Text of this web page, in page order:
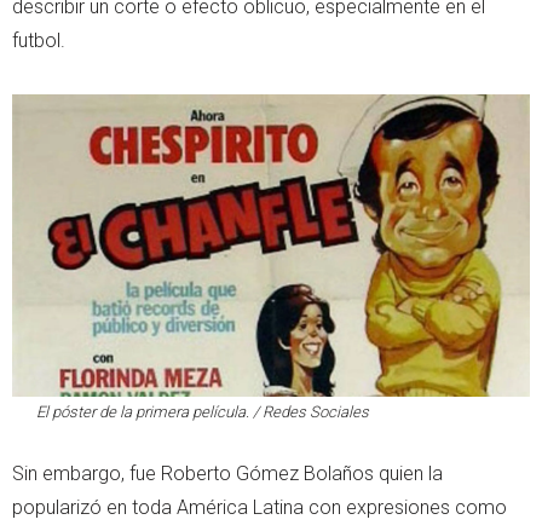
describir un corte o efecto oblicuo, especialmente en el
futbol.
El póster de la primera película. / Redes Sociales
Sin embargo, fue Roberto Gómez Bolaños quien la
popularizó en toda América Latina con expresiones como